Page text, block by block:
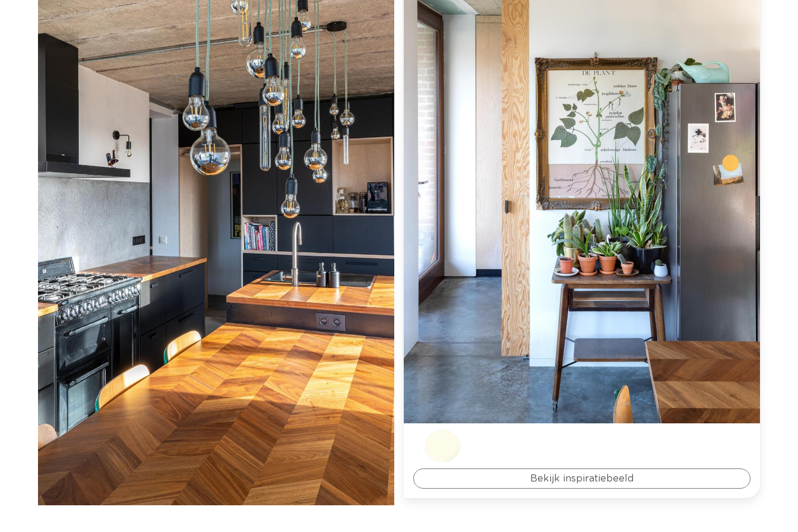
Bekijk inspiratiebeeld